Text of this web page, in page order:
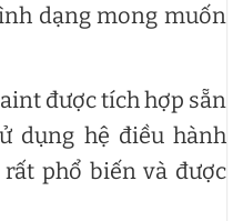
dạng mong muốn
được tích hợp sẵn
dụng hệ điều hành
phổ biến và được